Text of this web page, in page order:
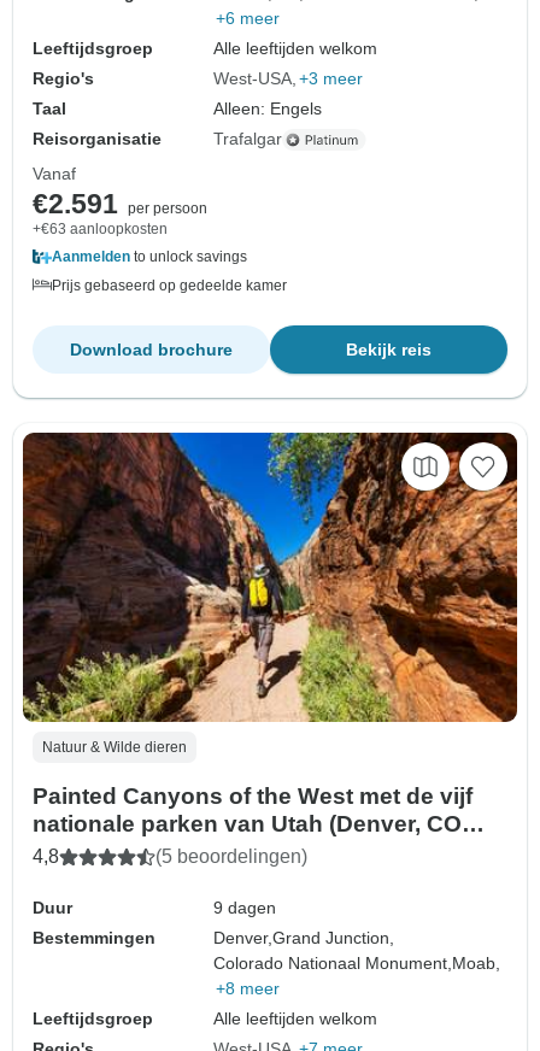
+6 meer
Leeftijdsgroep
Alle leeftijden welkom
Regio's
West-USA +3 meer
Taal
Alleen: Engels
Reisorganisatie
Trafalgar
Vanaf
€2.591 per persoon
+€63 aanloopkosten
Aanmelden to unlock savings
Prijs gebaseerd op gedeelde kamer
Bekijk reis
Download brochure
Natuur & Wilde dieren
Painted Canyons of the West met de vijf
nationale parken van Utah (Denver, CO
naar Las Vegas, NV) (2027)
4,8 (5 beoordelingen)
Duur
9 dagen
Bestemmingen
Denver,Grand Junction,
Colorado Nationaal Monument, Moab,
+8 meer
Leeftijdsgroep
Alle leeftijden welkom